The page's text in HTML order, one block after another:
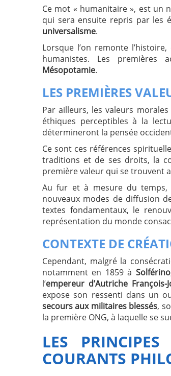
Ce mot « humanitaire », est un
qui sera ensuite repris par les
universalisme.
Lorsque l’on remonte
humanistes. Les premières
Mésopotamie.
LES PREMIÈRES
Par ailleurs, les valeurs
éthiques perceptibles à la
détermineront la pensée
Ce sont ces références
traditions et de ses droits, la
première valeur qui se trouvent
Au fur et à mesure du temps,
nouveaux modes de diffusion
textes fondamentaux, le
représentation du monde
CONTEXTE DE
Cependant, malgré la
notamment en 1859 à Solférino
l’empereur d’Autriche François-
expose son ressenti dans un
secours aux militaires blessés,
la première ONG, à laquelle se
LES
COURANTS